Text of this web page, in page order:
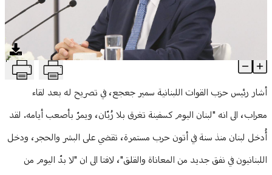
ثقافة ومجتمع
منوعات
جعجع: لا استقرار من دون بناء دولة T
Article Content
أشار رئيس حزب القوات اللبنانية سمير جعجع، في تصريح له بعد لقاء
معراب، الى انه "‏لبنان اليوم كسفينة تغرق بلا رُبّان، ويمرّ بأصعب أيامه. لقد
أُدخل لبنان منذ سنة في أتون حرب مستمرة، تقضي على البشر والحجر، ودخل
اللبنانيون في نفق جديد من المعاناة والقلق"، لافتا الى ان "‏لا بدّ اليوم من